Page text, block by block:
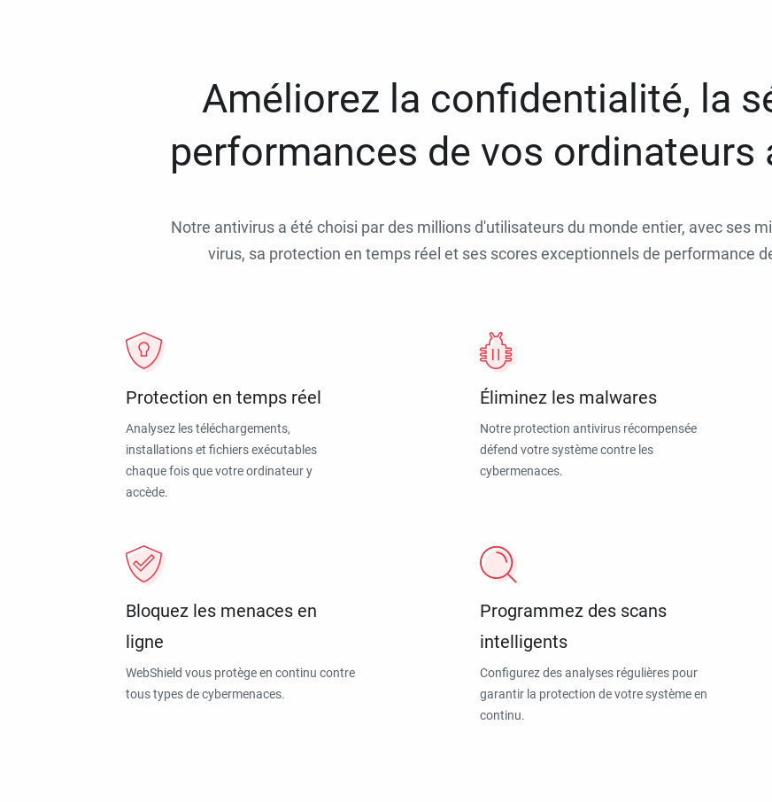
Améliorez la confidentialité, la
performances de vos ordinateurs
Notre antivirus a été choisi par des millions d'utilisateurs du monde entier, avec ses
virus, sa protection en temps réel et ses scores exceptionnels de performance
Protection en temps réel
Analysez les téléchargements,
installations et fichiers exécutables
chaque fois que votre ordinateur y
accède.
Éliminez les malwares
Notre protection antivirus récompensée
défend votre système contre les
cybermenaces.
Bloquez les menaces en
ligne
WebShield vous protège en continu contre
tous types de cybermenaces.
Programmez des scans
intelligents
Configurez des analyses régulières pour
garantir la protection de votre système en
continu.